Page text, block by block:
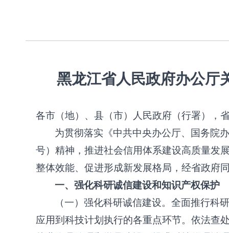
黑龙江省人民政府办公厅
各市（地）、县（市）人民政府（行署），
为贯彻落实《中共中央办公厅、国务院
号）精神，推进社会信用体系建设高质量发
整体效能、促进形成新发展格局，经省政府
一、强化科研诚信建设和知识产权保护
（一）强化科研诚信建设。全面推行
应用到科技计划执行的各重点环节。依法查